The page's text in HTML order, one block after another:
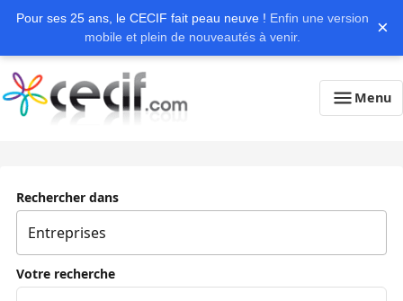
Pour ses 25 ans, le CECIF fait peau neuve ! Enfin une version
mobile et plein de nouveautés à venir.
×
Menu
Rechercher dans
Votre recherche